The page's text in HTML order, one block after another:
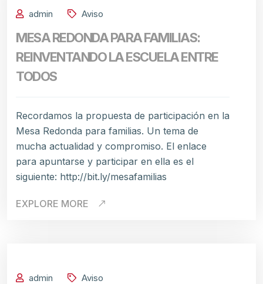
admin Aviso
MESA REDONDA PARA FAMILIAS:
REINVENTANDO LA ESCUELA ENTRE
TODOS
Recordamos la propuesta de participación en la
Mesa Redonda para familias. Un tema de
mucha actualidad y compromiso. El enlace
para apuntarse y participar en ella es el
siguiente: http://bit.ly/mesafamilias
EXPLORE MORE
admin Aviso